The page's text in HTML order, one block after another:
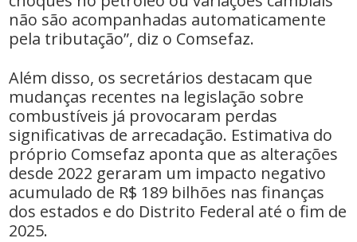
não são acompanhadas automaticamente
pela tributação”, diz o Comsefaz.
Além disso, os secretários destacam que
mudanças recentes na legislação sobre
combustíveis já provocaram perdas
significativas de arrecadação. Estimativa do
próprio Comsefaz aponta que as alterações
desde 2022 geraram um impacto negativo
acumulado de R$ 189 bilhões nas finanças
dos estados e do Distrito Federal até o fim de
2025.